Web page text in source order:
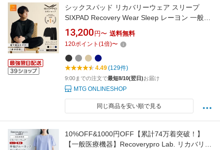
シックスパッド リカバリーウェア スリープ
SIXPAD Recovery Wear Sleep レーヨン 一般医
療機器 血行促進 疲労回復 肩こり 筋肉痛 腰痛
ルームウェア 部屋着 パジャマ 正規品 公式 お祝
い プレゼント 父の日
13,200 円〜 送料無料
120ポイント (1倍)〜
4.49(129件)
9:00までの注文で最短8/10(翌日)お届け
MTG ONLINESHOP
同じ商品を安い順で見る
10%OFF&1000円OFF【累計74万着突破！】
【一般医療機器】Recoverypro Lab. リカバリー